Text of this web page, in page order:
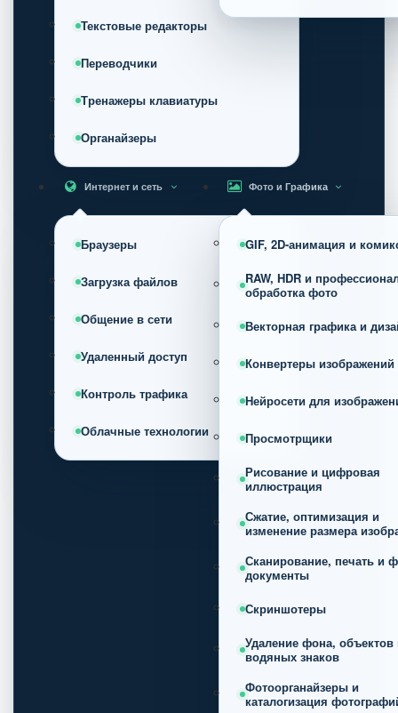
Текстовые редакторы
Переводчики
Тренажеры клавиатуры
Органайзеры
Интернет и сеть
Браузеры
Загрузка файлов
Общение в сети
Удаленный доступ
Контроль трафика
Облачные технологии
Фото и Графика
GIF, 2D-анимация и
RAW, HDR и
обработка фото
Векторная графика и
Конвертеры изображений
Нейросети для
Просмотрщики
Рисование и цифровая
иллюстрация
Сжатие, оптимизация и
изменение размера
Сканирование, печать и
документы
Скриншотеры
Удаление фона, объектов
водяных знаков
Фотоорганайзеры и
каталогизация